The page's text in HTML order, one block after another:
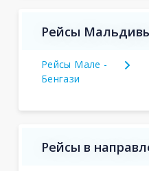
Рейсы
Рейсы Мале -
Бенгази
Рейсы в